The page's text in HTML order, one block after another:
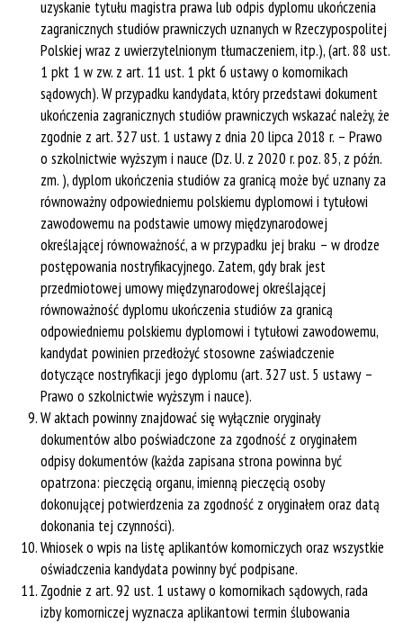
uzyskanie tytułu magistra prawa lub odpis dyplomu ukończenia
zagranicznych studiów prawniczych uznanych w Rzeczypospolitej
Polskiej wraz z uwierzytelnionym tłumaczeniem, itp.), (art. 88 ust.
1 pkt 1 w zw. z art. 11 ust. 1 pkt 6 ustawy o komornikach
sądowych). W przypadku kandydata, który przedstawi dokument
ukończenia zagranicznych studiów prawniczych wskazać należy, że
zgodnie z art. 327 ust. 1 ustawy z dnia 20 lipca 2018 r. – Prawo
o szkolnictwie wyższym i nauce (Dz. U. z 2020 r. poz. 85, z późn.
zm. ), dyplom ukończenia studiów za granicą może być uznany za
równoważny odpowiedniemu polskiemu dyplomowi i tytułowi
zawodowemu na podstawie umowy międzynarodowej
określającej równoważność, a w przypadku jej braku – w drodze
postępowania nostryfikacyjnego. Zatem, gdy brak jest
przedmiotowej umowy międzynarodowej określającej
równoważność dyplomu ukończenia studiów za granicą
odpowiedniemu polskiemu dyplomowi i tytułowi zawodowemu,
kandydat powinien przedłożyć stosowne zaświadczenie
dotyczące nostryfikacji jego dyplomu (art. 327 ust. 5 ustawy –
Prawo o szkolnictwie wyższym i nauce).
W aktach powinny znajdować się wyłącznie oryginały
dokumentów albo poświadczone za zgodność z oryginałem
odpisy dokumentów (każda zapisana strona powinna być
opatrzona: pieczęcią organu, imienną pieczęcią osoby
dokonującej potwierdzenia za zgodność z oryginałem oraz datą
dokonania tej czynności).
Wniosek o wpis na listę aplikantów komorniczych oraz wszystkie
oświadczenia kandydata powinny być podpisane.
Zgodnie z art. 92 ust. 1 ustawy o komornikach sądowych, rada
izby komorniczej wyznacza aplikantowi termin ślubowania
Rejestracja online